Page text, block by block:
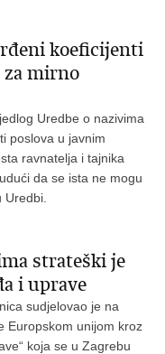
koeficijenti
mirno
Uredbe o nazivima
poslova u javnim
ravnatelja i tajnika
da se ista ne mogu
strateški je
i uprave
sudjelovao je na
Europskom unijom kroz
koja se u Zagrebu